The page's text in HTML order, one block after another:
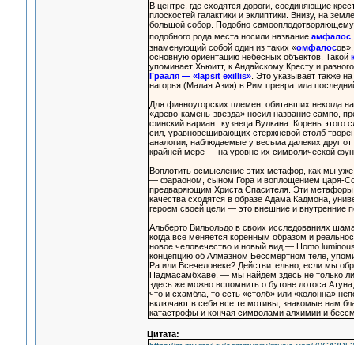
В центре, где сходятся дороги, соединяющие
плоскостей галактики и эклиптики. Внизу, на
большой собор. Подобно
подобного рода места носили название амфалос,
знаменующий собой один из таких «омфалос
основную ориентацию небесных объектов. Такой
упоминает Хьюитт, к Андайскому Кресту и
Грааля — «lapsit exillis». Это указывает также
нагорья (Малая Азия) в Рим превратила
Для финноугорских племен, обитавших некогда
«древо-камень-звезда» носил название сампо,
финский вариант кузнеца Вулкана. Корень этого
сил, уравновешивающих стержневой столб
аналогии, наблюдаемые у весьма далеких друг
крайней мере — на уровне их символической
Воплотить осмысление этих метафор, как мы
— фараоном, сыном Гора и воплощением царя-
предваряющим Христа Спасителя. Эти метафоры
качества сходятся в образе Адама Кадмона,
героем своей цели — это внешние и внутренние
Альберто Вильольдо в своих исследованиях
когда все меняется коренным образом и
новое человечество и новый вид — Homo
концепцию об Алмазном Бессмертном теле,
Ра или Всечеловеке? Действительно, если мы
Падмасамбхаве, — мы найдем здесь не только
здесь же можно вспомнить о бутоне лотоса
что и схамбла, то есть «столб» или «колонна»
включают в себя все те мотивы, знакомые нам
катастрофы и кончая символами алхимии и
Цитата: